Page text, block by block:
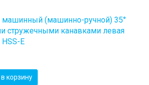
(машинно-ручной) 35°
стружечными канавками левая
E
в корзину